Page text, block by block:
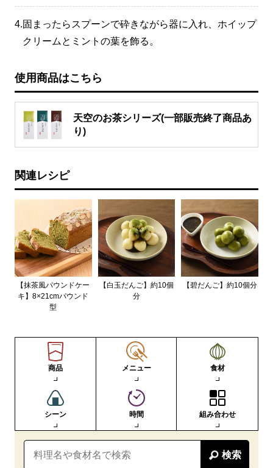
4.固まったらスプーンで砕きながら器に入れ、ホイップ
クリームとミントの葉を飾る。
使用商品はこちら
天空のお茶シリーズ(一部販売終了商品あ
り)
関連レシピ
【抹茶風パウンドケー
キ】8×21cmパウンド
型
【白玉だんご】約10個
分
【碧だんご】約10個分
商品 メニュー 食材
シーン 時間 組み合わせ
検索